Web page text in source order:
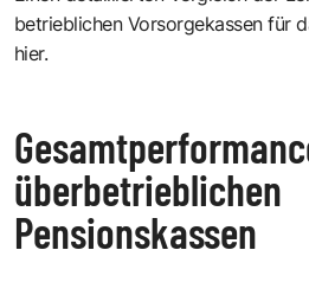
betrieblichen Vorsorgekassen für
hier.
überbetrieblichen
Pensionskassen